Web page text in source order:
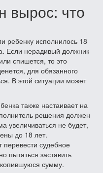
вырос: что
ребенку исполнилось 18
Если нерадивый должник
спишется, то это
для обязанного
В этой ситуации может
также настаивает на
решения должен
увеличиваться не будет,
до 18 лет.
судебное
пытаться заставить
сумму.